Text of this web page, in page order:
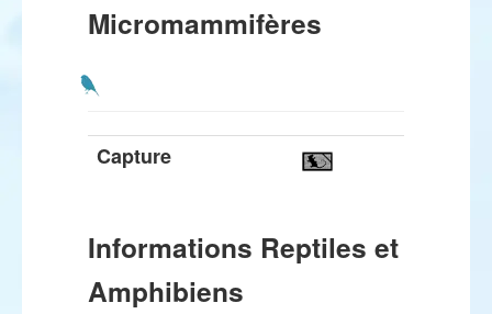
Micromammifères
Capture
Informations Reptiles et
Amphibiens